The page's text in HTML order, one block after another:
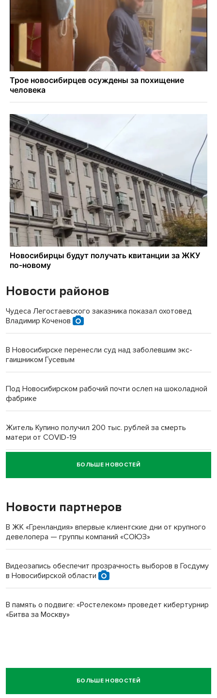
Новости районов
Чудеса Легостаевского заказника показал охотовед
Владимир Коченов
В Новосибирске перенесли суд над заболевшим экс-
гаишником Гусевым
Под Новосибирском рабочий почти ослеп на шоколадной
фабрике
Житель Купино получил 200 тыс. рублей за смерть
матери от COVID-19
Новосибирский суд наказал водителя за смерть
пенсионерки на вокзале
БОЛЬШЕ НОВОСТЕЙ
Новости партнеров
В ЖК «Гренландия» впервые клиентские дни от крупного
девелопера — группы компаний «СОЮЗ»
Видеозапись обеспечит прозрачность выборов в Госдуму
в Новосибирской области
В память о подвиге: «Ростелеком» проведет кибертурнир
«Битва за Москву»
БОЛЬШЕ НОВОСТЕЙ